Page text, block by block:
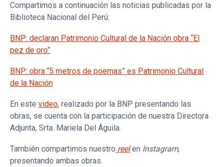
Compartimos a continuación las noticias publicadas por la
Biblioteca Nacional del Perú:
BNP: declaran Patrimonio Cultural de la Nación obra “El
pez de oro”
BNP: obra “5 metros de poemas” es Patrimonio Cultural
de la Nación
En este video, realizado por la BNP presentando las
obras, se cuenta con la participación de nuestra Directora
Adjunta, Srta. Mariela Del Águila.
También compartimos nuestro reelen Instagram,
presentando ambas obras.